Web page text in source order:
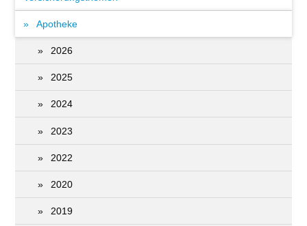
Apotheke
2026
2025
2024
2023
2022
2020
2019